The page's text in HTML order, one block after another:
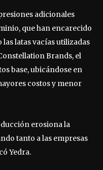
adicionales
que han encarecido
latas vacías utilizadas
Brands, el
base, ubicándose en
costos y menor
erosiona la
tanto a las empresas
Yedra.